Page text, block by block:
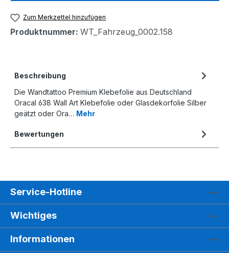
Zum Merkzettel hinzufügen
Produktnummer: WT_Fahrzeug_0002.158
Beschreibung
Die Wandtattoo Premium Klebefolie aus Deutschland
Oracal 638 Wall Art Klebefolie oder Glasdekorfolie Silber
geätzt oder Ora… Mehr
Bewertungen
Service-Hotline
Wichtiges
Informationen